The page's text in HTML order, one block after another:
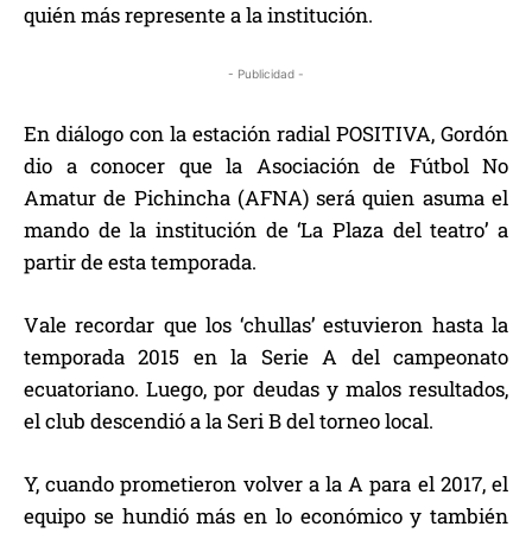
quién más represente a la institución.
- Publicidad -
En diálogo con la estación radial POSITIVA, Gordón
dio a conocer que la Asociación de Fútbol No
Amatur de Pichincha (AFNA) será quien asuma el
mando de la institución de ‘La Plaza del teatro’ a
partir de esta temporada.
Vale recordar que los ‘chullas’ estuvieron hasta la
temporada 2015 en la Serie A del campeonato
ecuatoriano. Luego, por deudas y malos resultados,
el club descendió a la Seri B del torneo local.
Y, cuando prometieron volver a la A para el 2017, el
equipo se hundió más en lo económico y también